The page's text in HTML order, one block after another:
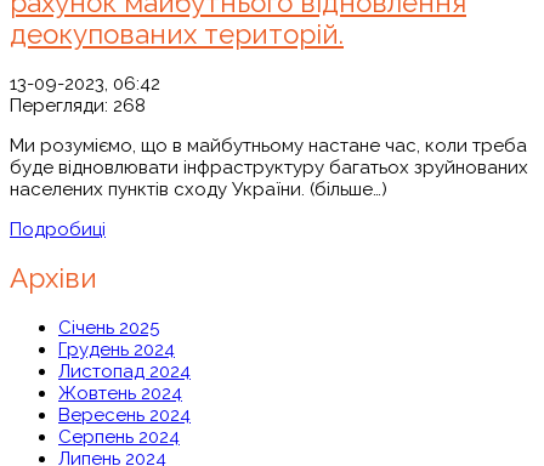
деокупованих територій.
13-09-2023, 06:42
Перегляди: 268
Ми розуміємо, що в майбутньому настане час, коли треба
буде відновлювати інфраструктуру багатьох зруйнованих
населених пунктів сходу України. (більше…)
Подробиці
Архіви
Січень 2025
Грудень 2024
Листопад 2024
Жовтень 2024
Вересень 2024
Серпень 2024
Липень 2024